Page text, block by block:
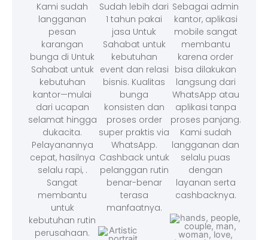
Kami sudah
langganan
pesan
karangan
bunga di Untuk
Sahabat untuk
kebutuhan
kantor—mulai
dari ucapan
selamat hingga
dukacita.
Pelayanannya
cepat, hasilnya
selalu rapi, .
Sangat
membantu
untuk
kebutuhan rutin
perusahaan.
Sudah lebih dari
1 tahun pakai
jasa Untuk
Sahabat untuk
kebutuhan
event dan relasi
bisnis. Kualitas
bunga
konsisten dan
proses order
super praktis via
WhatsApp.
Cashback untuk
pelanggan rutin
benar-benar
terasa
manfaatnya.
Sebagai admin
kantor, aplikasi
mobile sangat
membantu
karena order
bisa dilakukan
langsung dari
WhatsApp atau
aplikasi tanpa
proses panjang.
Kami sudah
langganan dan
selalu puas
dengan
layanan serta
cashbacknya.